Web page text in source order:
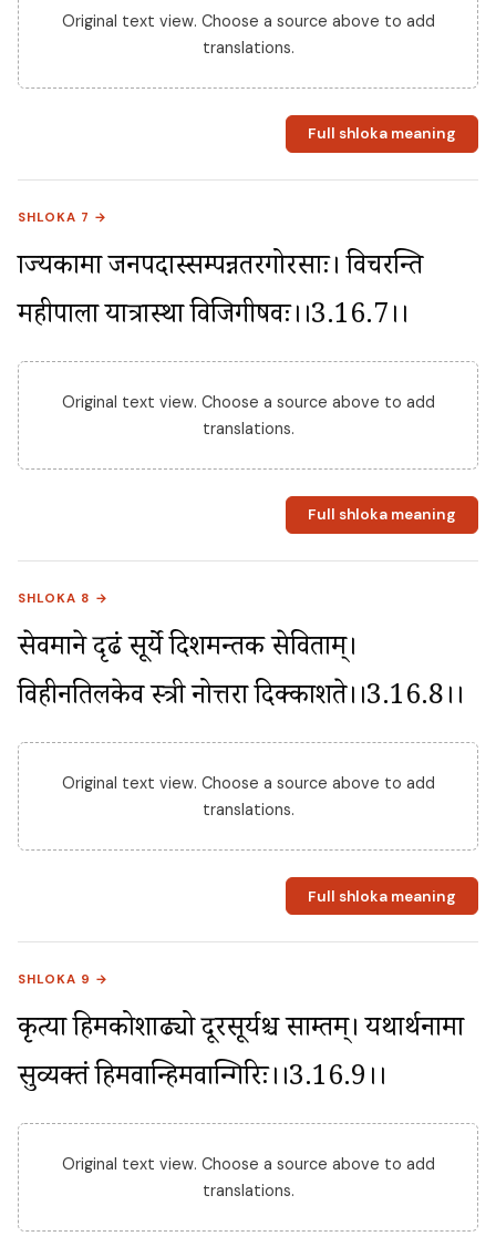
Original text view. Choose a source above to add
translations.
Full shloka meaning
SHLOKA 7 →
प्राज्यकामा जनपदास्सम्पन्नतरगोरसाः। विचरन्ति
महीपाला यात्रास्था विजिगीषवः।।3.16.7।।
Original text view. Choose a source above to add
translations.
Full shloka meaning
SHLOKA 8 →
सेवमाने दृढं सूर्ये दिशमन्तक सेविताम्।
विहीनतिलकेव स्त्री नोत्तरा दिक्प्रकाशते।।3.16.8।।
Original text view. Choose a source above to add
translations.
Full shloka meaning
SHLOKA 9 →
प्रकृत्या हिमकोशाढ्यो दूरसूर्यश्च साम्प्रतम्। यथार्थनामा
सुव्यक्तं हिमवान्हिमवान्गिरिः।।3.16.9।।
Original text view. Choose a source above to add
translations.